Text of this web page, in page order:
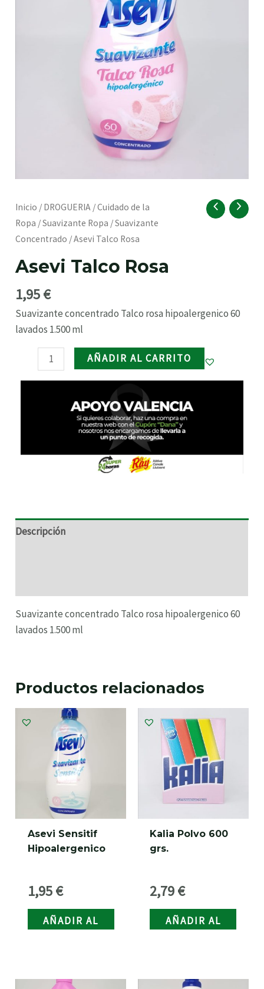
Inicio / DROGUERIA /Cuidado de la
Ropa /Suavizante Ropa /Suavizante
Concentrado / Asevi Talco Rosa
Asevi Talco Rosa
1,95€
Suavizante concentrado Talco rosa hipoalergenico 60
lavados 1.500 ml
Asevi
Talco
Rosa
AÑADIR AL CARRITO
Descripción
Suavizante concentrado Talco rosa hipoalergenico 60
lavados 1.500 ml
Productos relacionados
Asevi Sensitif
Hipoalergenico
1,95€
AÑADIR AL
CARRITO
Kalia Polvo 600
grs.
2,79€
AÑADIR AL
CARRITO